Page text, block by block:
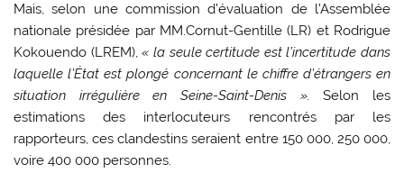
Mais, selon une commission d’évaluation de l’Assemblée
nationale présidée par MM.Cornut-Gentille (LR) et Rodrigue
Kokouendo (LREM),« la seule certitude est l’incertitude dans
laquelle l’État est plongé concernant le chiffre d’étrangers en
situation irrégulière en Seine-Saint-Denis ».Selon les
estimations des interlocuteurs rencontrés par les
rapporteurs, ces clandestins seraient entre 150 000, 250 000,
voire 400 000 personnes.